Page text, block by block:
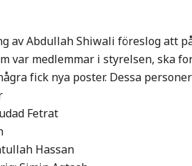
av Abdullah Shiwali föreslog att
var medlemmar i styrelsen, ska
fick nya poster. Dessa
Fetrat
Hassan